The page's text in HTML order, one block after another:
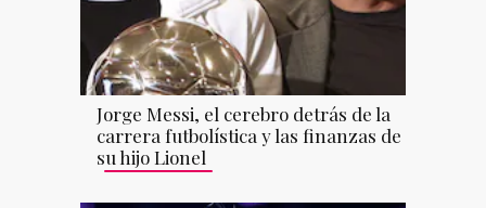
Jorge Messi, el cerebro detrás de la
carrera futbolística y las finanzas de
su hijo Lionel